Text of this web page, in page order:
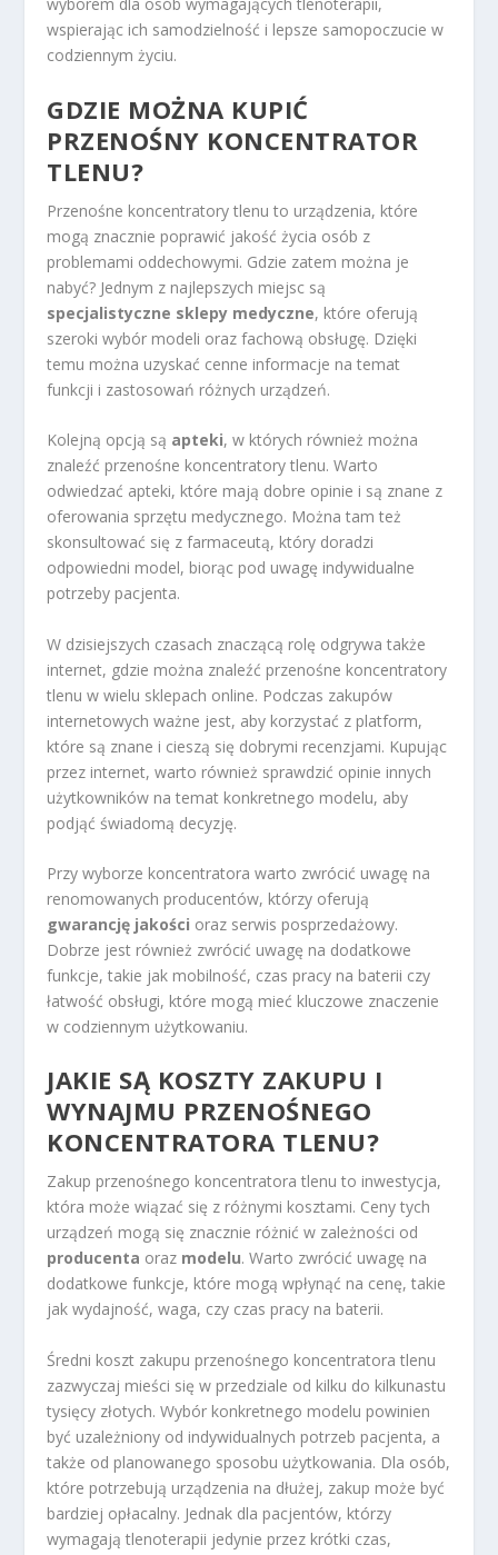
wyborem dla osób wymagających tlenoterapii,
wspierając ich samodzielność i lepsze samopoczucie w
codziennym życiu.
GDZIE MOŻNA KUPIĆ
PRZENOŚNY KONCENTRATOR
TLENU?
Przenośne koncentratory tlenu to urządzenia, które
mogą znacznie poprawić jakość życia osób z
problemami oddechowymi. Gdzie zatem można je
nabyć? Jednym z najlepszych miejsc są
specjalistyczne sklepy medyczne, które oferują
szeroki wybór modeli oraz fachową obsługę. Dzięki
temu można uzyskać cenne informacje na temat
funkcji i zastosowań różnych urządzeń.
Kolejną opcją są apteki, w których również można
znaleźć przenośne koncentratory tlenu. Warto
odwiedzać apteki, które mają dobre opinie i są znane z
oferowania sprzętu medycznego. Można tam też
skonsultować się z farmaceutą, który doradzi
odpowiedni model, biorąc pod uwagę indywidualne
potrzeby pacjenta.
W dzisiejszych czasach znaczącą rolę odgrywa także
internet, gdzie można znaleźć przenośne koncentratory
tlenu w wielu sklepach online. Podczas zakupów
internetowych ważne jest, aby korzystać z platform,
które są znane i cieszą się dobrymi recenzjami. Kupując
przez internet, warto również sprawdzić opinie innych
użytkowników na temat konkretnego modelu, aby
podjąć świadomą decyzję.
Przy wyborze koncentratora warto zwrócić uwagę na
renomowanych producentów, którzy oferują
gwarancję jakości oraz serwis posprzedażowy.
Dobrze jest również zwrócić uwagę na dodatkowe
funkcje, takie jak mobilność, czas pracy na baterii czy
łatwość obsługi, które mogą mieć kluczowe znaczenie
w codziennym użytkowaniu.
JAKIE SĄ KOSZTY ZAKUPU I
WYNAJMU PRZENOŚNEGO
KONCENTRATORA TLENU?
Zakup przenośnego koncentratora tlenu to inwestycja,
która może wiązać się z różnymi kosztami. Ceny tych
urządzeń mogą się znacznie różnić w zależności od
producenta oraz modelu. Warto zwrócić uwagę na
dodatkowe funkcje, które mogą wpłynąć na cenę, takie
jak wydajność, waga, czy czas pracy na baterii.
Średni koszt zakupu przenośnego koncentratora tlenu
zazwyczaj mieści się w przedziale od kilku do kilkunastu
tysięcy złotych. Wybór konkretnego modelu powinien
być uzależniony od indywidualnych potrzeb pacjenta, a
także od planowanego sposobu użytkowania. Dla osób,
które potrzebują urządzenia na dłużej, zakup może być
bardziej opłacalny. Jednak dla pacjentów, którzy
wymagają tlenoterapii jedynie przez krótki czas,